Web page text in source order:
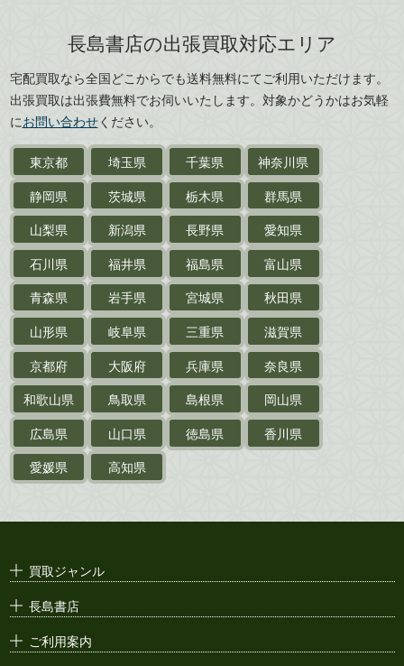
刀剣・鎧・甲冑
武道書・武術書
近代文学・
サイン色紙
作家草稿・原稿・肉筆物
探偵小説・推理小説
乗物
鉄道・
電車・バス
戦前・戦中の紙物・資料
絵葉書
支那・満洲・朝鮮・
台湾関係古資料
ポスター・チラシ・
島根県
岡山県
徳島県
香川県
愛媛県
長島書店の出張買取対応エリア
宅配買取なら全国どこからでも送料無料にてご利用いただけます。
出張買取は出張費無料でお伺いいたします。対象かどうかはお気軽
にお問い合わせください。
東京都 埼玉県 千葉県
神奈川県
静岡県
茨城県 栃木県
群馬県
山梨県
新潟県 長野県
愛知県
石川県
福井県 福島県
富山県
青森県
岩手県 宮城県
秋田県
山形県
岐阜県 三重県
滋賀県
京都府
大阪府 兵庫県
奈良県
和歌山県
鳥取県 島根県
岡山県
広島県
山口県 徳島県
香川県
愛媛県
高知県
買取ジャンル
長島書店
ご利用案内